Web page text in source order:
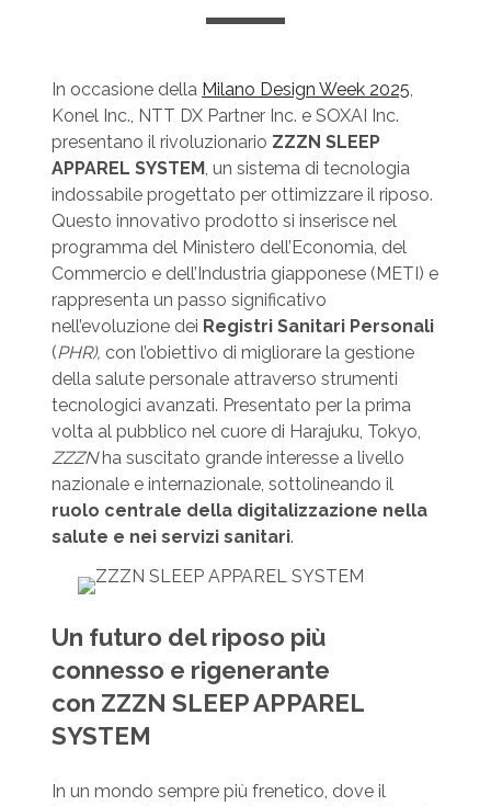
In occasione della Milano Design Week 2025,
Konel Inc., NTT DX Partner Inc. e SOXAI Inc.
presentano il rivoluzionario ZZZN SLEEP
APPAREL SYSTEM, un sistema di tecnologia
indossabile progettato per ottimizzare il riposo.
Questo innovativo prodotto si inserisce nel
programma del Ministero dell’Economia, del
Commercio e dell’Industria giapponese (METI) e
rappresenta un passo significativo
nell’evoluzione dei Registri Sanitari Personali
(PHR), con l’obiettivo di migliorare la gestione
della salute personale attraverso strumenti
tecnologici avanzati. Presentato per la prima
volta al pubblico nel cuore di Harajuku, Tokyo,
ZZZNha suscitato grande interesse a livello
nazionale e internazionale, sottolineando il
ruolo centrale della digitalizzazione nella
salute e nei servizi sanitari.
Un futuro del riposo più
connesso e rigenerante
con ZZZN SLEEP APPAREL
SYSTEM
In un mondo sempre più frenetico, dove il